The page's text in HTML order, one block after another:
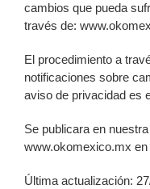
cambios que pueda
través de:
El procedimiento a
notificaciones sobre
aviso de privacidad es
Se publicara en
www.okomexico.mx
Última actualización: